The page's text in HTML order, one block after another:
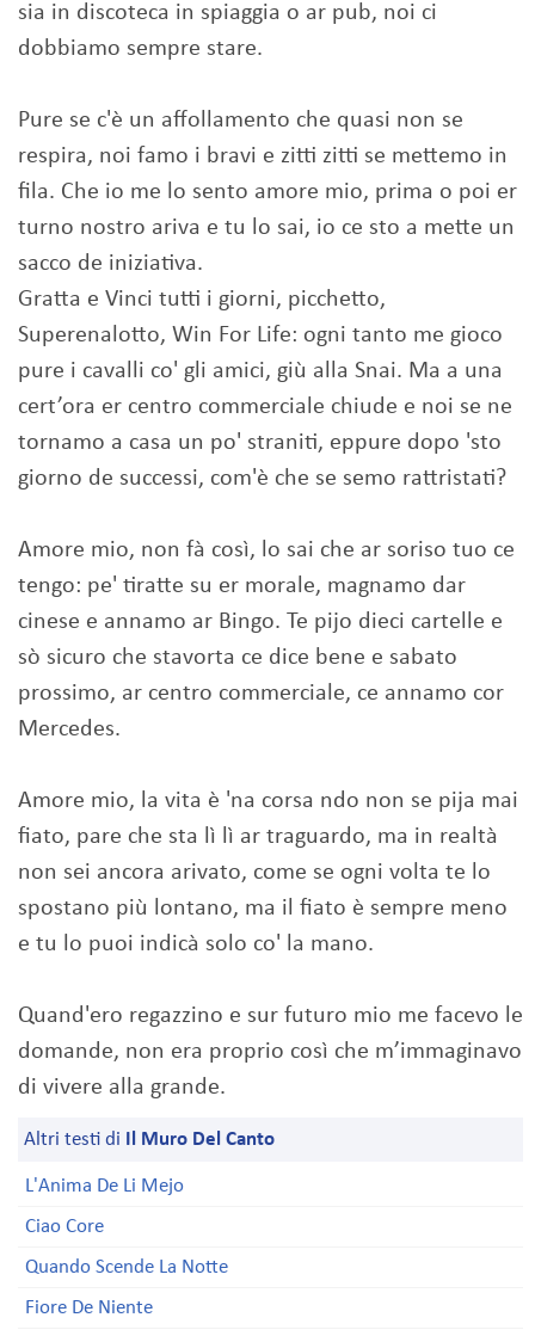
sia in discoteca in spiaggia o ar pub, noi ci
dobbiamo sempre stare.
Pure se c'è un affollamento che quasi non se
respira, noi famo i bravi e zitti zitti se mettemo in
fila. Che io me lo sento amore mio, prima o poi er
turno nostro ariva e tu lo sai, io ce sto a mette un
sacco de iniziativa.
Gratta e Vinci tutti i giorni, picchetto,
Superenalotto, Win For Life: ogni tanto me gioco
pure i cavalli co' gli amici, giù alla Snai. Ma a una
cert’ora er centro commerciale chiude e noi se ne
tornamo a casa un po' straniti, eppure dopo 'sto
giorno de successi, com'è che se semo rattristati?
Amore mio, non fà così, lo sai che ar soriso tuo ce
tengo: pe' tiratte su er morale, magnamo dar
cinese e annamo ar Bingo. Te pijo dieci cartelle e
sò sicuro che stavorta ce dice bene e sabato
prossimo, ar centro commerciale, ce annamo cor
Mercedes.
Amore mio, la vita è 'na corsa ndo non se pija mai
fiato, pare che sta lì lì ar traguardo, ma in realtà
non sei ancora arivato, come se ogni volta te lo
spostano più lontano, ma il fiato è sempre meno
e tu lo puoi indicà solo co' la mano.
Quand'ero regazzino e sur futuro mio me facevo le
domande, non era proprio così che m’immaginavo
di vivere alla grande.
Altri testi di Il Muro Del Canto
L'Anima De Li Mejo
Ciao Core
Quando Scende La Notte
Fiore De Niente